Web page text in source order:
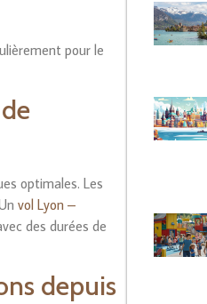
pour le
optimales. Les
vol Lyon –
des durées de
depuis